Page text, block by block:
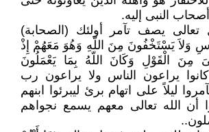
النبى إليه.
تعالى يصف تآمر أولئك (الصحابة)
وَلاَ يَسْتَخْفُونَ مِنَ اللّهِ وَهُوَ مَعَهُمْ إِذْ
مِنَ الْقَوْلِ وَكَانَ اللّهُ بِمَا يَعْمَلُونَ
يراعون الناس ولا يراعون رب
ليلاً على اتهام برئ ليبرئوا ابنهم
أن الله تعالى معهم يسمع نجواهم